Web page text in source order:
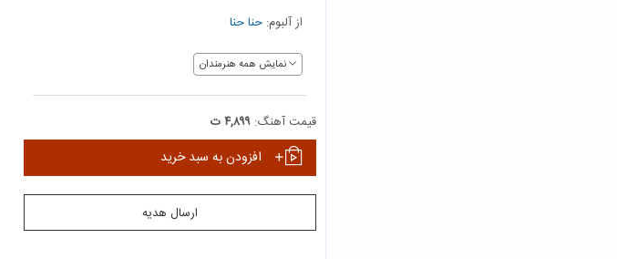
از آلبوم: حنا حنا
نمایش همه هنرمندان
قیمت آهنگ: ۴,۸۹۹ ت
افزودن به سبد خرید
ارسال هدیه